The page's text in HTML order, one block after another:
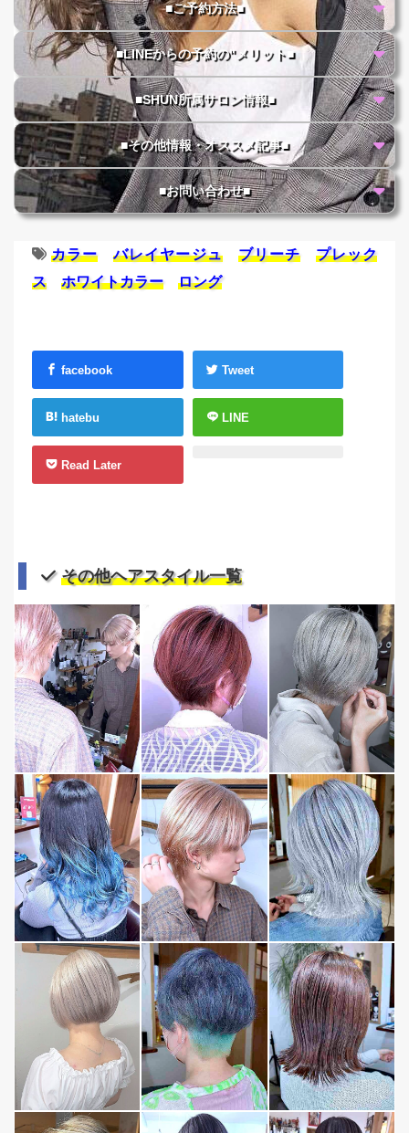
■ご予約方法■
■LINEからの予約の"メリット■
■SHUN所属サロン情報■
■その他情報・オススメ記事■
■お問い合わせ■
カラー バレイヤージュ ブリーチ
プレック
ス
ホワイトカラー ロング
facebook Tweet
hatebu LINE
Read Later
その他ヘアスタイル一覧